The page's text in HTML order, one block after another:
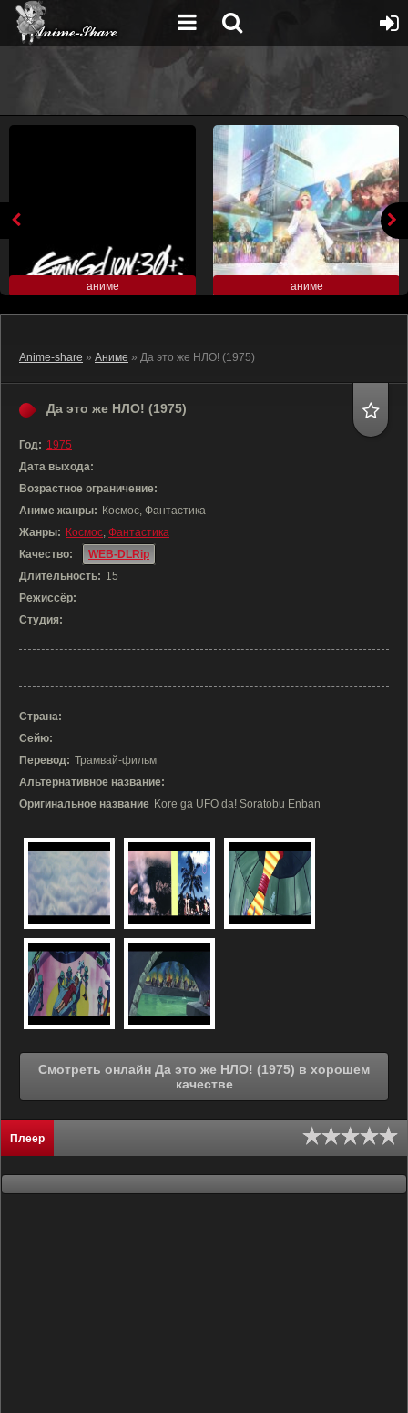
аниме аниме
Anime-share » Аниме » Да это же НЛО! (1975)
Да это же НЛО! (1975)
Год: 1975
Дата выхода:
Возрастное ограничение:
Аниме жанры: Космос, Фантастика
Жанры: Космос, Фантастика
Качество:
WEB-DLRip
Длительность: 15
Режиссёр:
Студия:
Страна:
Сейю:
Перевод: Трамвай-фильм
Альтернативное название:
Оригинальное название Kore ga UFO da! Soratobu Enban
Смотреть онлайн Да это же НЛО! (1975) в хорошем
качестве
Плеер